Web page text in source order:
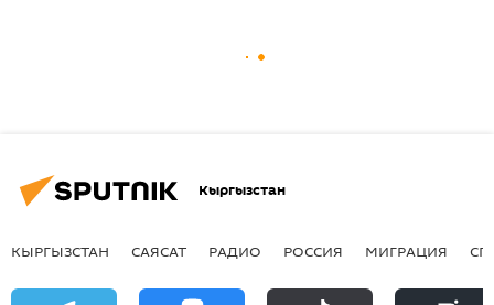
Кыргызстан
КЫРГЫЗСТАН САЯСАТ РАДИО РОССИЯ МИГРАЦИЯ